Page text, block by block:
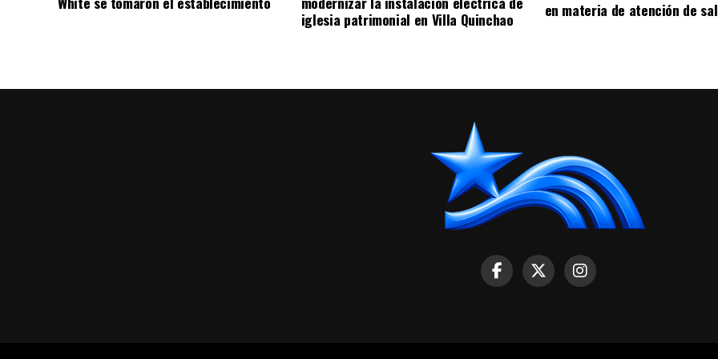
iglesia patrimonial en Villa Quinchao
en materia de atención de